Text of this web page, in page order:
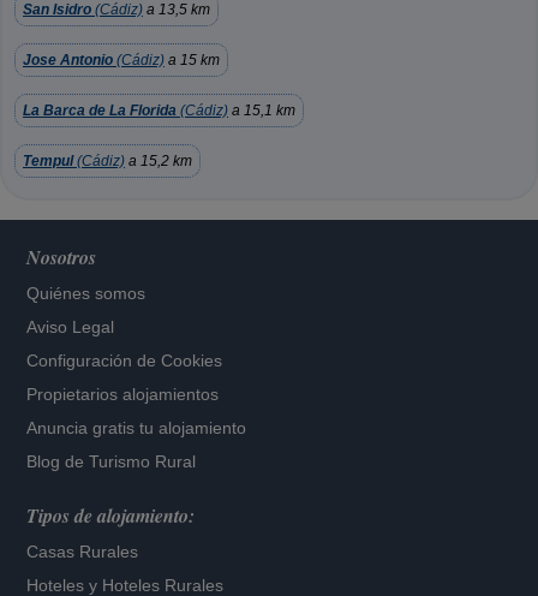
San Isidro (Cádiz) a 13,5 km
Jose Antonio (Cádiz) a 15 km
La Barca de La Florida (Cádiz) a 15,1 km
Tempul(Cádiz) a 15,2 km
Nosotros
Quiénes somos
Aviso Legal
Configuración de Cookies
Propietarios alojamientos
Anuncia gratis tu alojamiento
Blog de Turismo Rural
Tipos de alojamiento:
Casas Rurales
Hoteles y Hoteles Rurales